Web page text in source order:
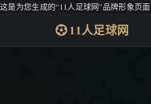
这是为您生成的“11人足球网”品牌形象页
11人足球网